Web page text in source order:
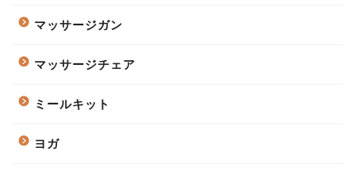
マッサージガン
マッサージチェア
ミールキット
ヨガ